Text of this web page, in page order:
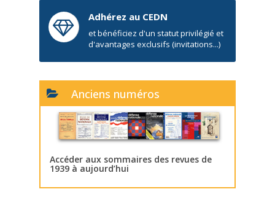
Adhérez au CEDN
et bénéficiez d'un statut privilégié et
d'avantages exclusifs (invitations...)
Anciens numéros
Accéder aux sommaires des revues de
1939 à aujourd’hui